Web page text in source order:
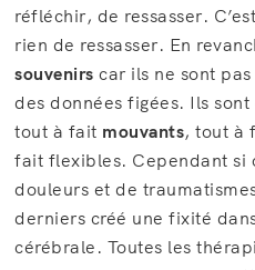
réfléchir, de ressasser.
rien de ressasser. En
souvenirs car ils ne sont
des données figées. Ils sont
tout à fait mouvants, tout à
fait flexibles. Cependant si
douleurs et de
derniers créé une fixité
cérébrale. Toutes les